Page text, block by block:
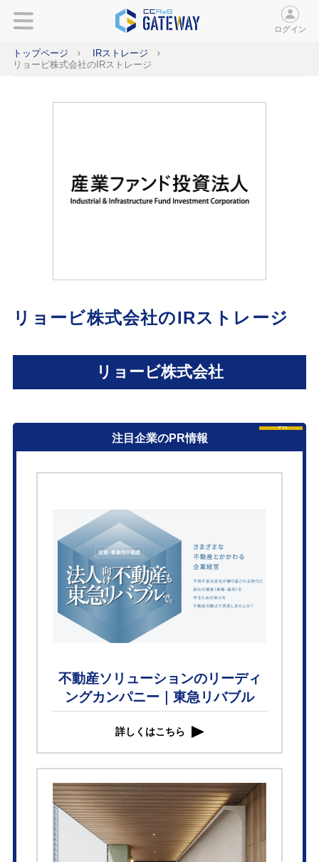
ログイン
トップページ
IRストレージ
リョービ株式会社のIRストレージ
リョービ株式会社のIRストレージ
リョービ株式会社
注目企業のPR情報
PR
不動産ソリューションのリーディ
ングカンパニー｜東急リバブル
詳しくはこちら